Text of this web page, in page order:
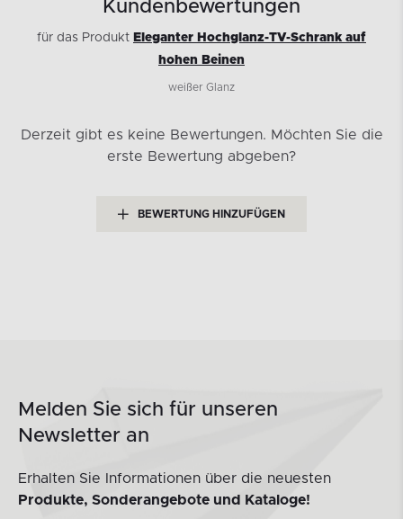
Kundenbewertungen
für das Produkt Eleganter Hochglanz-TV-Schrank auf
hohen Beinen
weißer Glanz
Derzeit gibt es keine Bewertungen. Möchten Sie die
erste Bewertung abgeben?
BEWERTUNG HINZUFÜGEN
Melden Sie sich für unseren
Newsletter an
Erhalten Sie Informationen über die neuesten
Produkte, Sonderangebote und Kataloge!